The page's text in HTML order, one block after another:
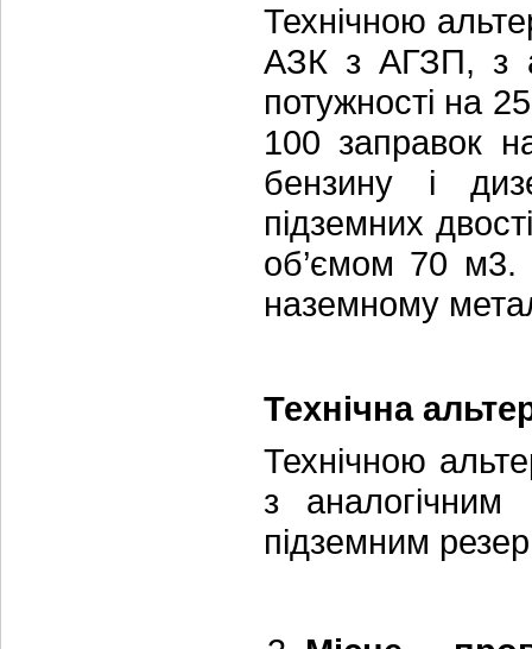
Технічною
АЗК з АГЗП, з
потужності на
100 заправок
бензину і
підземних
об’ємом 70 м3.
наземному
Технічна
Технічною
з
підземним